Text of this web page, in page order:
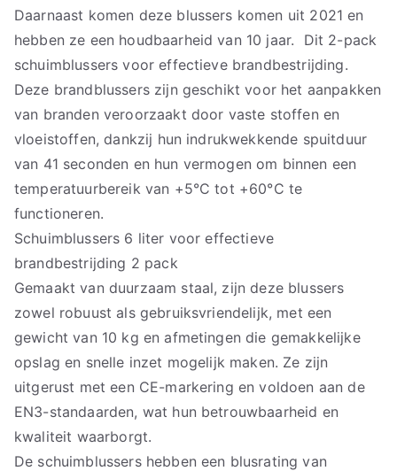
Daarnaast komen deze blussers komen uit 2021 en
hebben ze een houdbaarheid van 10 jaar. Dit 2-pack
schuimblussers voor effectieve brandbestrijding.
Deze brandblussers zijn geschikt voor het aanpakken
van branden veroorzaakt door vaste stoffen en
vloeistoffen, dankzij hun indrukwekkende spuitduur
van 41 seconden en hun vermogen om binnen een
temperatuurbereik van +5°C tot +60°C te
functioneren.
Schuimblussers 6 liter voor effectieve
brandbestrijding 2 pack
Gemaakt van duurzaam staal, zijn deze blussers
zowel robuust als gebruiksvriendelijk, met een
gewicht van 10 kg en afmetingen die gemakkelijke
opslag en snelle inzet mogelijk maken. Ze zijn
uitgerust met een CE-markering en voldoen aan de
EN3-standaarden, wat hun betrouwbaarheid en
kwaliteit waarborgt.
De schuimblussers hebben een blusrating van